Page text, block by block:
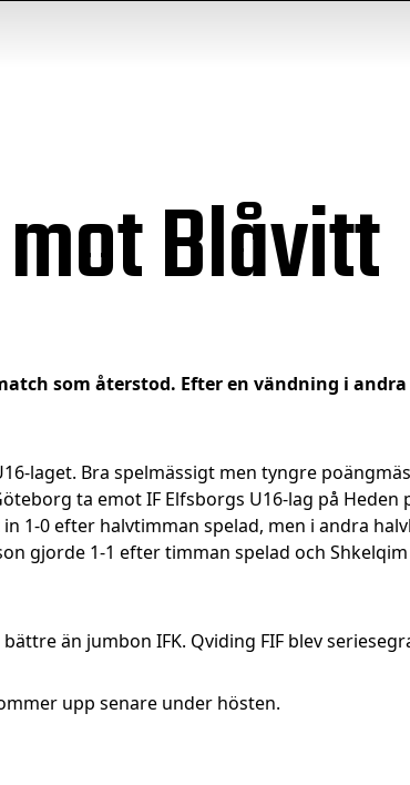
Blåvitt
som återstod. Efter en vändning i
laget. Bra spelmässigt men tyngre
ta emot IF Elfsborgs U16-lag på Heden
1-0 efter halvtimman spelad, men i andra
gjorde 1-1 efter timman spelad och
än jumbon IFK. Qviding FIF blev
upp senare under hösten.